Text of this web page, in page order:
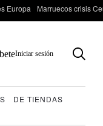
Europa Marruecos crisis
Iniciar sesión
DE TIENDAS